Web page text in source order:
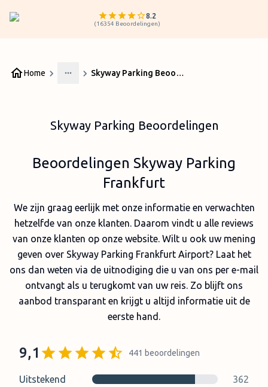
8.2
(16354 Beoordelingen)
Home
More
Skyway Parking Beoordelingen
Skyway Parking Beoordelingen
Beoordelingen Skyway Parking
Frankfurt
We zijn graag eerlijk met onze informatie en verwachten
hetzelfde van onze klanten. Daarom vindt u alle reviews
van onze klanten op onze website. Wilt u ook uw mening
geven over Skyway Parking Frankfurt Airport? Laat het
ons dan weten via de uitnodiging die u van ons per e-mail
ontvangt als u terugkomt van uw reis. Zo blijft ons
aanbod transparant en krijgt u altijd informatie uit de
eerste hand.
9,1 441 beoordelingen
Uitstekend
362